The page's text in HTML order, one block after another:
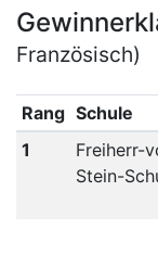
Französisch)
Rang Schule
1
Freiherr-
Stein-